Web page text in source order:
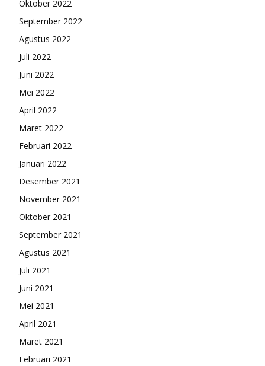
Oktober 2022
September 2022
Agustus 2022
Juli 2022
Juni 2022
Mei 2022
April 2022
Maret 2022
Februari 2022
Januari 2022
Desember 2021
November 2021
Oktober 2021
September 2021
Agustus 2021
Juli 2021
Juni 2021
Mei 2021
April 2021
Maret 2021
Februari 2021